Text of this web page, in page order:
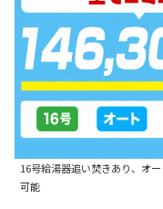
16号給湯器追い焚きあり、オ
可能